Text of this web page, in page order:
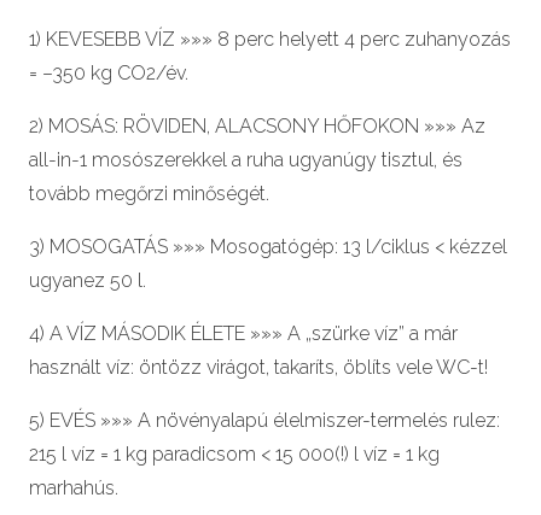
1) KEVESEBB VÍZ »»» 8 perc helyett 4 perc zuhanyozás
= –350 kg CO2/év.
2) MOSÁS: RÖVIDEN, ALACSONY HŐFOKON »»» Az
all-in-1 mosószerekkel a ruha ugyanúgy tisztul, és
tovább megőrzi minőségét.
3) MOSOGATÁS »»» Mosogatógép: 13 l/ciklus < kézzel
ugyanez 50 l.
4) A VÍZ MÁSODIK ÉLETE »»» A „szürke víz” a már
használt víz: öntözz virágot, takaríts, öblíts vele WC-t!
5) EVÉS »»» A növényalapú élelmiszer-termelés rulez:
215 l víz = 1 kg paradicsom < 15 000(!) l víz = 1 kg
marhahús.